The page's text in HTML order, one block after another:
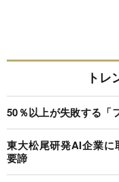
トレ
50％以上が失敗する「
東大松尾研発AI企業
要諦